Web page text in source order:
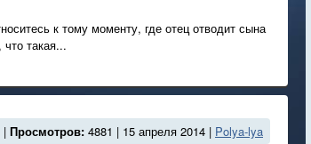
к тому моменту, где отец отводит сына
такая...
| Просмотров: 4881 | 15 апреля 2014 | Polya-lya